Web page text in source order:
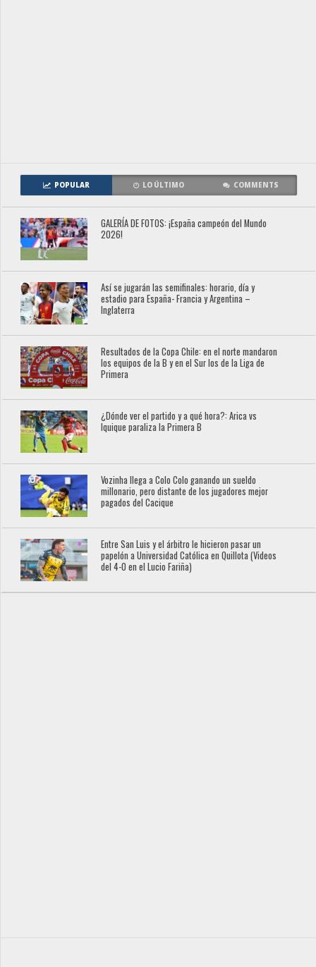
POPULAR LO ÚLTIMO COMMENTS
GALERÍA DE FOTOS: ¡España campeón del Mundo
2026!
Así se jugarán las semifinales: horario, día y
estadio para España- Francia y Argentina –
Inglaterra
Resultados de la Copa Chile: en el norte mandaron
los equipos de la B y en el Sur los de la Liga de
Primera
¿Dónde ver el partido y a qué hora?: Arica vs
Iquique paraliza la Primera B
Vozinha llega a Colo Colo ganando un sueldo
millonario, pero distante de los jugadores mejor
pagados del Cacique
Entre San Luis y el árbitro le hicieron pasar un
papelón a Universidad Católica en Quillota (Videos
del 4-0 en el Lucio Fariña)